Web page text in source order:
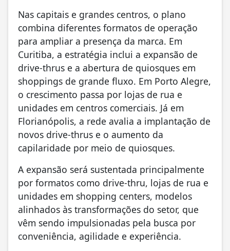
Nas capitais e grandes centros, o plano
combina diferentes formatos de operação
para ampliar a presença da marca. Em
Curitiba, a estratégia inclui a expansão de
drive-thrus e a abertura de quiosques em
shoppings de grande fluxo. Em Porto Alegre,
o crescimento passa por lojas de rua e
unidades em centros comerciais. Já em
Florianópolis, a rede avalia a implantação de
novos drive-thrus e o aumento da
capilaridade por meio de quiosques.
A expansão será sustentada principalmente
por formatos como drive-thru, lojas de rua e
unidades em shopping centers, modelos
alinhados às transformações do setor, que
vêm sendo impulsionadas pela busca por
conveniência, agilidade e experiência.